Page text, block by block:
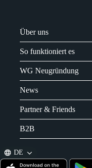
Über uns
So funktioniert es
WG Neugründung
News
Partner & Friends
B2B
DE